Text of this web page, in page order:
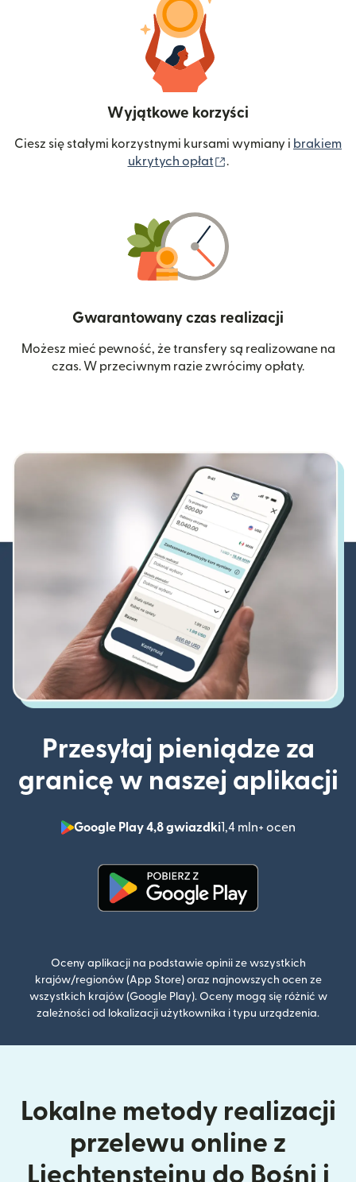
Wyjątkowe korzyści
Ciesz się stałymi korzystnymi kursami wymiany i brakiem
ukrytych opłat
.
Gwarantowany czas realizacji
Możesz mieć pewność, że transfery są realizowane na
czas. W przeciwnym razie zwrócimy opłaty.
Przesyłaj pieniądze za
granicę w naszej aplikacji
Google Play 4,8 gwiazdki1,4 mln+ ocen
(otwiera
Oceny aplikacji na podstawie opinii ze wszystkich
krajów/regionów (App Store) oraz najnowszych ocen ze
wszystkich krajów (Google Play). Oceny mogą się różnić w
zależności od lokalizacji użytkownika i typu urządzenia.
Lokalne metody realizacji
przelewu online z
Liechtensteinu do Bośni i